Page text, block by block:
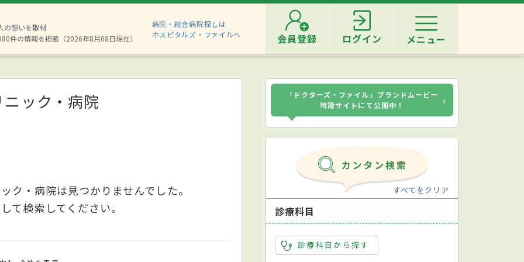
の想いを取材
件の情報を掲載（2026年8月08日現在）
病院・総合病院探しは
ホスピタルズ・ファイルへ
会員登録 ログイン メニュー
ック・病院
ク・病院は見つかりませんでした。
て検索してください。
「ドクターズ・ファイル」ブランドムービー
特設サイトにて公開中！
›
すべてをクリア
診療科目
診療科目から探す